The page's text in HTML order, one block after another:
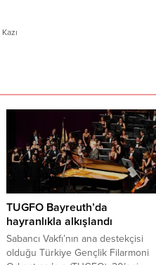
Kazı
TUGFO Bayreuth’da
hayranlıkla alkışlandı
Sabancı Vakfı’nın ana destekçisi
olduğu Türkiye Gençlik Filarmoni